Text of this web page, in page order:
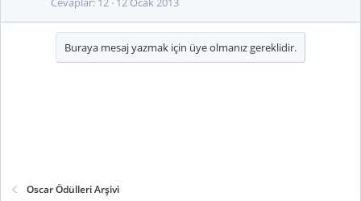
Buraya mesaj yazmak için üye olmanız gereklidir.
Oscar Ödülleri Arşivi